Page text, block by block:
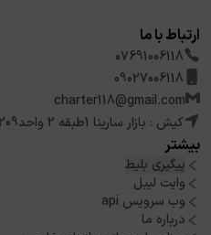
ارتباط با ما
07691006118
09027006118
charter118@gmail.com
کیش : بازار سارینا 1طبقه 2 واحد209
بیشتر
پیگیری بلیط
وایت لیبل
وب سرویس api
درباره ما